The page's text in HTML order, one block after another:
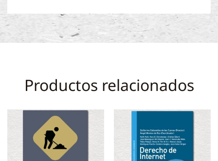
Productos relacionados